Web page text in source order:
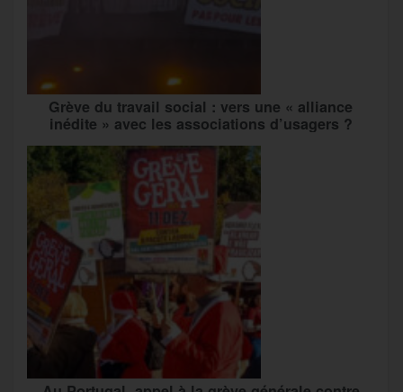
Grève du travail social : vers une « alliance
inédite » avec les associations d’usagers ?